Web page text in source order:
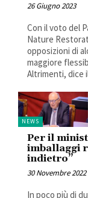
26 Giugno 2023
Con il voto del
Nature
opposizioni di
maggiore
Altrimenti, dice
NEWS
Per il
imballaggi
indietro”
30 Novembre 2022
In poco più di